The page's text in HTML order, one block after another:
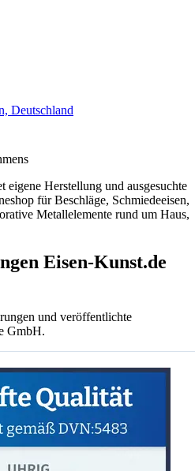
Deutschland
Herstellung und ausgesuchte
für Beschläge, Schmiedeeisen,
Metallelemente rund um Haus,
Eisen-Kunst.de
und veröffentlichte
GmbH.